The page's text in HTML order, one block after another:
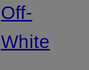
Off-
White